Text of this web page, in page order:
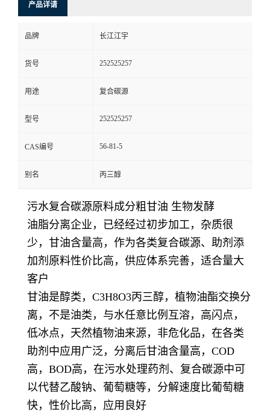
产品详请
品牌 长江江宇
货号 252525257
用途 复合碳源
型号 252525257
CAS编号 56-81-5
别名 丙三醇
污水复合碳源原料成分粗甘油 生物发酵
油脂分离企业，已经经过初步加工，杂质很
少，甘油含量高，作为各类复合碳源、助剂添
加剂原料性价比高，供应体系完善，适合量大
客户
甘油是醇类，C3H8O3丙三醇，植物油酯交换分
离，不是油类，与水任意比例互溶，高闪点，
低冰点，天然植物油来源，非危化品，在各类
助剂中应用广泛，分离后甘油含量高，COD
高，BOD高，在污水处理药剂、复合碳源中可
以代替乙酸钠、葡萄糖等，分解速度比葡萄糖
快，性价比高，应用良好